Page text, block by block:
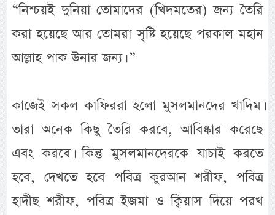
“নিশ্চয়ই দুনিয়া তোমাদের (খিদমতের) জন্য তৈরি
করা হয়েছে আর তোমরা সৃষ্টি হয়েছে পরকাল মহান
আল্লাহ পাক উনার জন্য। ”
কাজেই সকল কাফিররা হলো মুসলমানদের খাদিম।
তারা অনেক কিছু তৈরি করবে, আবিষ্কার করেছে
এবং করবে। কিন্তু মুসলমানদেরকে যাচাই করতে
হবে, দেখতে হবে পবিত্র কুরআন শরীফ, পবিত্র
হাদীছ শরীফ, পবিত্র ইজমা ও ক্বিয়াস দিয়ে পরখ